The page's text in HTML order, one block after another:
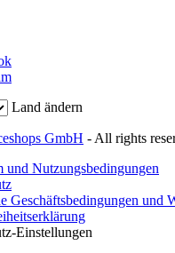
Land ändern
GmbH - All rights
und Nutzungsbedingungen
Geschäftsbedingungen und
Einstellungen